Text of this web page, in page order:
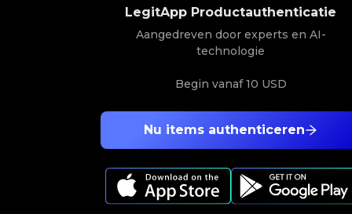
Nu items authenticeren
LegitApp Productauthenticatie
Aangedreven door experts en AI-
technologie
Begin vanaf10 USD